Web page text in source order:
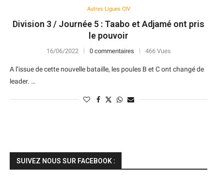
Autres Ligues CIV
Division 3 / Journée 5 : Taabo et Adjamé ont pris
le pouvoir
16/06/2022 0 commentaires 466 Vues
A l’issue de cette nouvelle bataille, les poules B et C ont changé de
leader. …
SUIVEZ NOUS SUR FACEBOOK :